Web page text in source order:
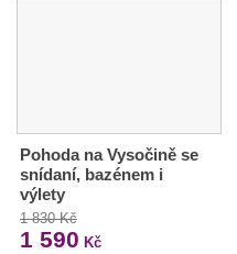
Pohoda na Vysočině se
snídaní, bazénem i
výlety
1 830 Kč
1 590 Kč